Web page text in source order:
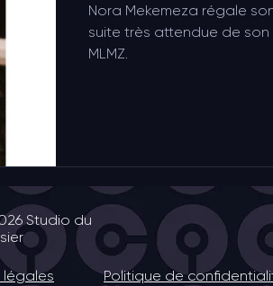
Nora Mekemeza régale
suite très attendue de
MLMZ.
26 Studio du
légales Politique de